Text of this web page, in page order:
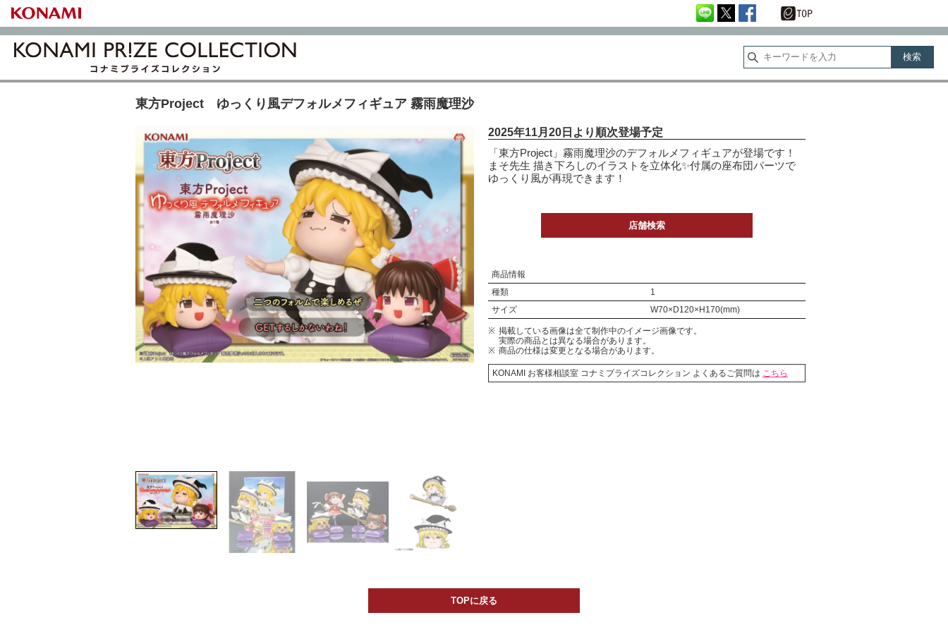
東方Project ゆっくり風デフォルメフィギュア 霧雨魔理沙
2025年11月20日より順次登場予定
「東方Project」霧雨魔理沙のデフォルメフィギュアが登場です！
まそ先生 描き下ろしのイラストを立体化✨付属の座布団パーツで
ゆっくり風が再現できます！
店舗検索
商品情報
種類
1
サイズ
W70×D120×H170(mm)
掲載している画像は全て制作中のイメージ画像です。
実際の商品とは異なる場合があります。
商品の仕様は変更となる場合があります。
KONAMI お客様相談室 コナミプライズコレクション よくあるご質問は こちら
TOPに戻る